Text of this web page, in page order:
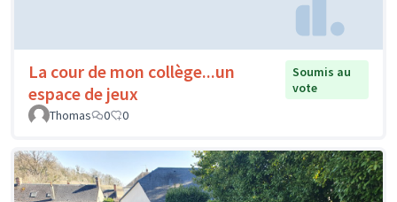
La cour de mon collège...un
espace de jeux
Soumis au
vote
Thomas
0 0